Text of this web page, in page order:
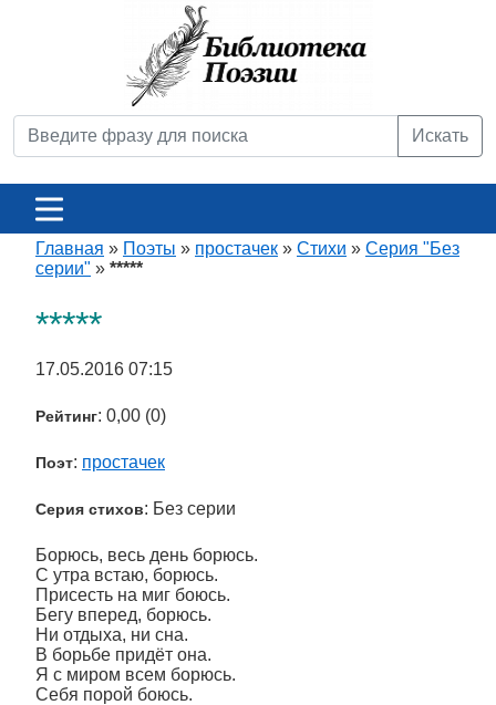
Искать
Главная » Поэты » простачек » Стихи » Серия "Без
серии" » *****
*****
17.05.2016 07:15
Рейтинг: 0,00 (0)
Поэт: простачек
Серия стихов: Без серии
Борюсь, весь день борюсь.
С утра встаю, борюсь.
Присесть на миг боюсь.
Бегу вперед, борюсь.
Ни отдыха, ни сна.
В борьбе придёт она.
Я с миром всем борюсь.
Себя порой боюсь.